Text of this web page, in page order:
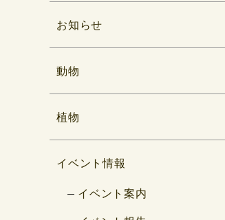
お知らせ
動物
植物
イベント情報
イベント案内